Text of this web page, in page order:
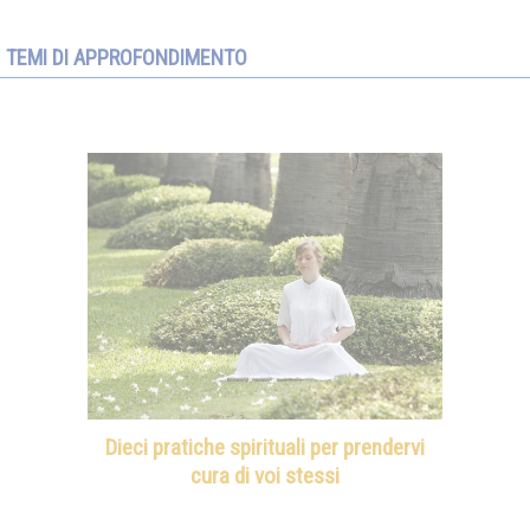
TEMI DI APPROFONDIMENTO
Dieci pratiche spirituali per prendervi
cura di voi stessi